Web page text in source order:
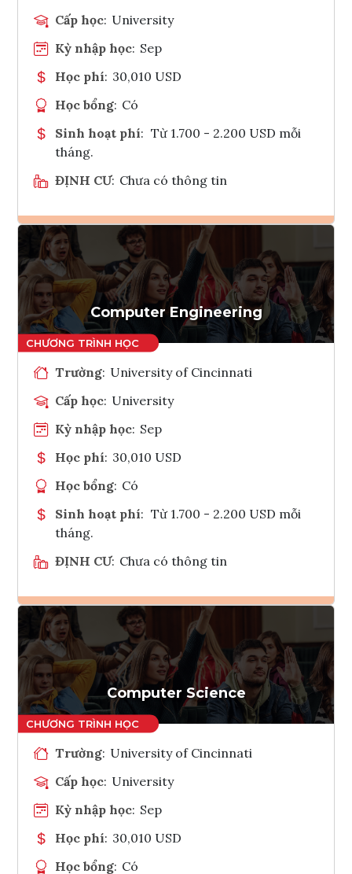
Cấp học: University
Kỳ nhập học: Sep
Học phí: 30,010 USD
Học bổng: Có
Sinh hoạt phí: Từ 1.700 - 2.200 USD mỗi
tháng.
ĐỊNH CƯ: Chưa có thông tin
Ghi danh
Tham vấn Interlink
Computer Engineering
Trường: University of Cincinnati
Cấp học: University
Kỳ nhập học: Sep
Học phí: 30,010 USD
Học bổng: Có
Sinh hoạt phí: Từ 1.700 - 2.200 USD mỗi
tháng.
ĐỊNH CƯ: Chưa có thông tin
Ghi danh
Tham vấn Interlink
Computer Science
Trường: University of Cincinnati
Cấp học: University
Kỳ nhập học: Sep
Học phí: 30,010 USD
Học bổng: Có